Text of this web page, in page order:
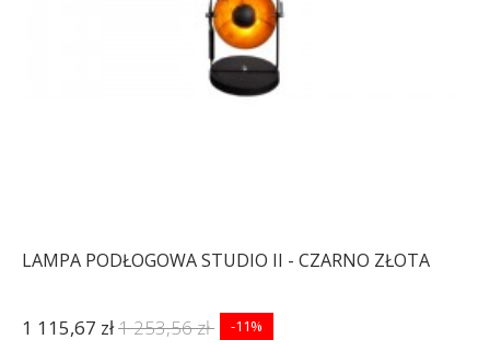
LAMPA PODŁOGOWA STUDIO II - CZARNO ZŁOTA
1 115,67 zł1 253,56 zł -11%